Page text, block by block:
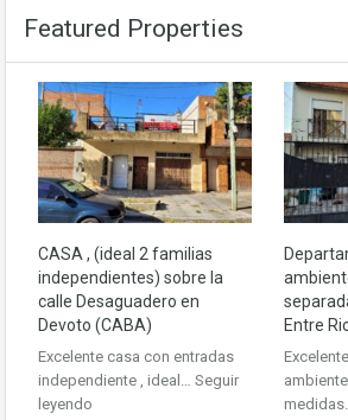
Featured Properties
CASA , (ideal 2 familias
independientes) sobre la
calle Desaguadero en
Devoto (CABA)
Excelente casa con entradas
independiente , ideal… Seguir
leyendo
Entre